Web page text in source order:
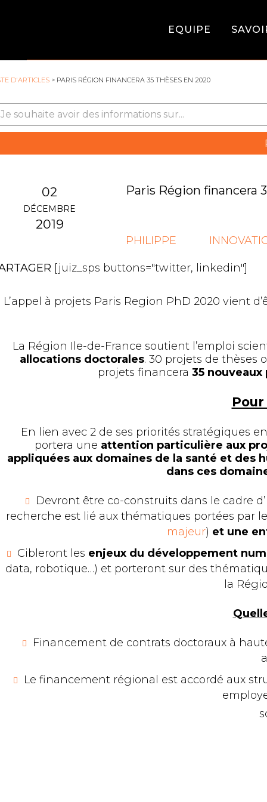
EQUIPE
D'ARTICLES > PARIS RÉGION FINANCERA 35 THÈSES EN 2020
02
DÉCEMBRE
2019
Paris Région financera
PHILIPPE
[juiz_sps buttons="twitter, linkedin"]
L’appel à projets Paris Region PhD 2020 vient
La Région Ile-de-France soutient l’emploi
allocations doctorales. 30 projets de thèses
projets financera 35
En lien avec 2 de ses priorités stratégiques
portera une attention particulière aux
appliquées aux domaines de la santé et
dans ces
Devront être co-construits dans le cadre
recherche est lié aux thématiques portées par
majeur) et une
Cibleront les enjeux du développement
data, robotique…) et porteront sur des
la
Financement de contrats doctoraux à
Le financement régional est accordé aux